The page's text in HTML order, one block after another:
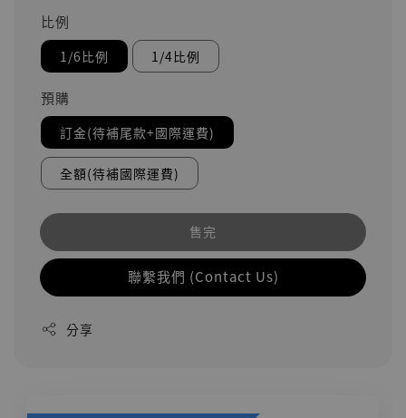
比例
1/6比例 1/4比例
預購
訂金(待補尾款+國際運費)
全額(待補國際運費)
售完
聯繫我們 (Contact Us)
分享